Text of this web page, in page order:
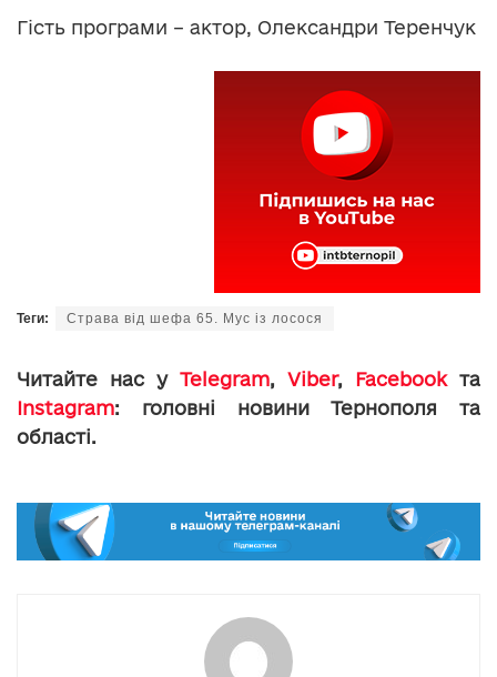
Гість програми – актор, Олександри Теренчук
Теги: Страва від шефа 65. Мус із лосося
Читайте нас у Telegram, Viber, Facebookта
Instagram: головні новини Тернополя та
області.